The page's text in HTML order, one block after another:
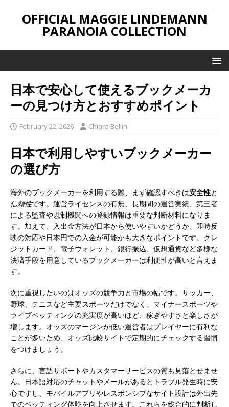
OFFICIAL MAGGIE LINDEMANN
PARANOIA COLLECTION
日本で安心して使えるブックメーカ
ーの見つけ方とおすすめポイント
February 22, 2026 Chiara Bellini
日本で利用しやすいブックメーカー
の選び方
海外のブックメーカーを利用する際、まず確認すべきは安全性と
信頼性です。運営ライセンスの有無、長期間の運営実績、第三者
による監査や規制機関への登録情報は重要な判断材料になりま
す。加えて、入出金方法が日本から使いやすいかどうか、即時反
映の対応や日本円での入金が可能かも大きなポイントです。クレ
ジットカード、電子ウォレット、銀行振込、仮想通貨など多様な
決済手段を用意しているブックメーカーは利便性が高いと言えま
す。
次に重視したいのはオッズの競争力と市場の幅です。サッカー、
野球、テニスなど主要スポーツだけでなく、マイナースポーツや
ライブベッティングの充実度が高いほど、稼ぎやすさと楽しさが
増します。オッズのマージンが低い運営者はプレイヤーに有利な
ことが多いため、オッズ比較サイトで定期的にチェックする習慣
をつけましょう。
さらに、言語サポートやカスタマーサービスの質も見落とせませ
ん。日本語対応のチャットやメールがあるとトラブル発生時に安
心ですし、モバイルアプリやレスポンシブなサイト設計は外出先
でのベッティング体験を向上させます。これらを総合的に判断し